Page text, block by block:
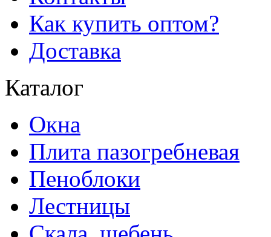
Как купить оптом?
Доставка
Каталог
Окна
Плита пазогребневая
Пеноблоки
Лестницы